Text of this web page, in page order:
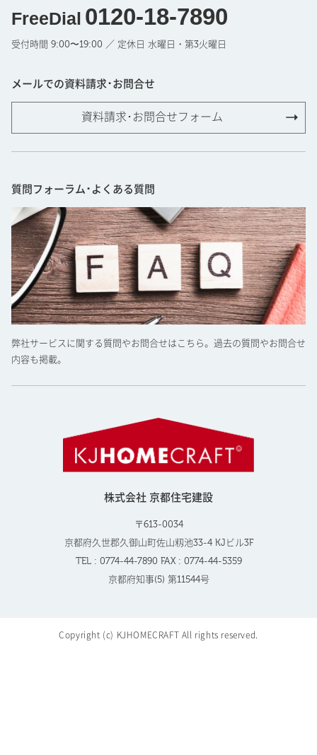
FreeDial 0120-18-7890
受付時間 9:00〜19:00 ／ 定休日 水曜日・第3火曜日
メールでの資料請求･お問合せ
資料請求･お問合せフォーム
質問フォーラム･よくある質問
弊社サービスに関する質問やお問合せはこちら。過去の質問やお問合せ
内容も掲載。
株式会社 京都住宅建設
〒613-0034
京都府久世郡久御山町佐山籾池33-4 KJビル3F
TEL : 0774-44-7890 FAX : 0774-44-5359
京都府知事(5) 第11544号
Copyright (c) KJHOMECRAFT All rights reserved.